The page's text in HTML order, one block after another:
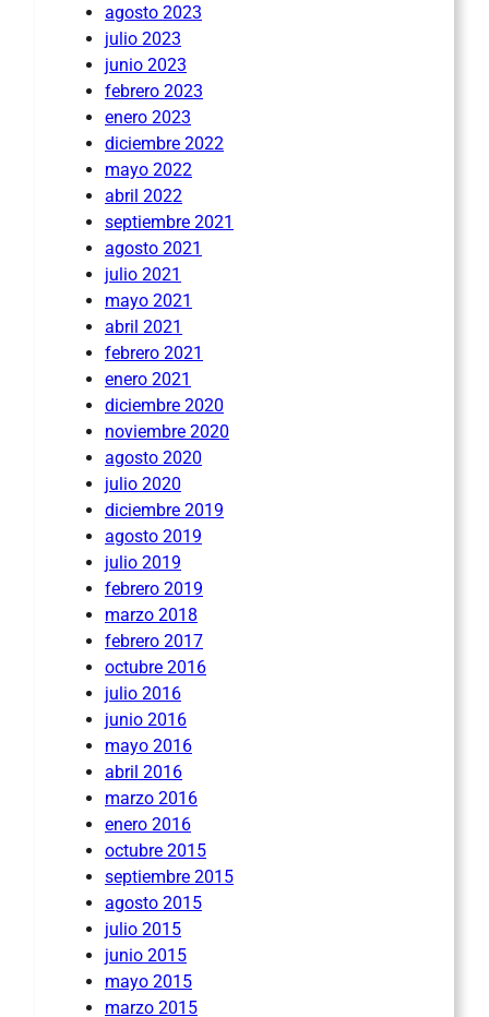
agosto 2023
julio 2023
junio 2023
febrero 2023
enero 2023
diciembre 2022
mayo 2022
abril 2022
septiembre 2021
agosto 2021
julio 2021
mayo 2021
abril 2021
febrero 2021
enero 2021
diciembre 2020
noviembre 2020
agosto 2020
julio 2020
diciembre 2019
agosto 2019
julio 2019
febrero 2019
marzo 2018
febrero 2017
octubre 2016
julio 2016
junio 2016
mayo 2016
abril 2016
marzo 2016
enero 2016
octubre 2015
septiembre 2015
agosto 2015
julio 2015
junio 2015
mayo 2015
marzo 2015